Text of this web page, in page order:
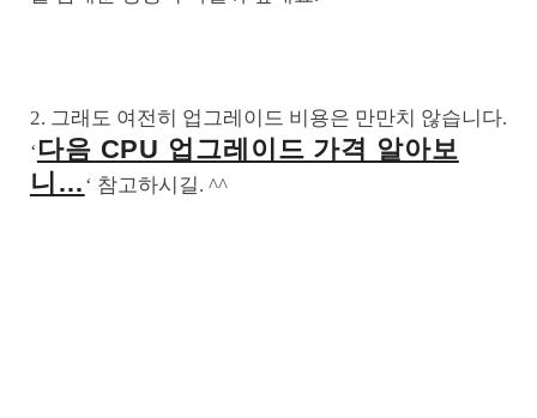
2. 그래도 여전히 업그레이드 비용은 만만치 않습니다.
‘ 다음 CPU 업그레이드 가격 알아보
니… ‘ 참고하시길. ^^